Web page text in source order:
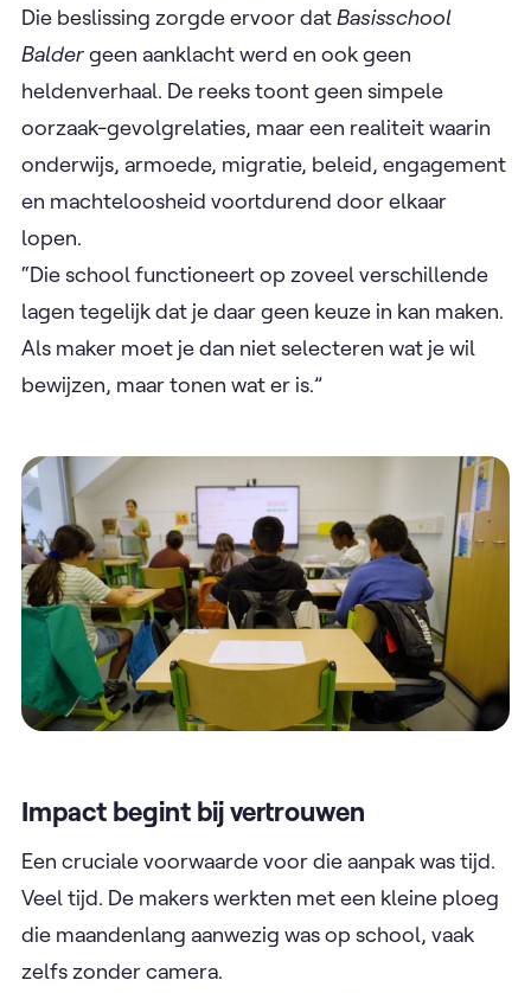
Die beslissing zorgde ervoor datBasisschool
Baldergeen aanklacht werd en ook geen
heldenverhaal. De reeks toont geen simpele
oorzaak-gevolgrelaties, maar een realiteit waarin
onderwijs, armoede, migratie, beleid, engagement
en machteloosheid voortdurend door elkaar
lopen.
“Die school functioneert op zoveel verschillende
lagen tegelijk dat je daar geen keuze in kan maken.
Als maker moet je dan niet selecteren wat je wil
bewijzen, maar tonen wat er is.”
Impact begint bij vertrouwen
Een cruciale voorwaarde voor die aanpak was tijd.
Veel tijd. De makers werkten met een kleine ploeg
die maandenlang aanwezig was op school, vaak
zelfs zonder camera.